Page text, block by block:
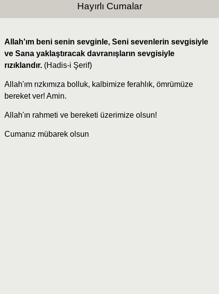
Hayırlı Cumalar
Allah'ım beni senin sevginle, Seni sevenlerin sevgisiyle
ve Sana yaklaştıracak davranışların sevgisiyle
rızıklandır.(Hadis-i Şerif)
Allah'ım rızkımıza bolluk, kalbimize ferahlık, ömrümüze
bereket ver! Amin.
Allah'ın rahmeti ve bereketi üzerimize olsun!
Cumanız mübarek olsun